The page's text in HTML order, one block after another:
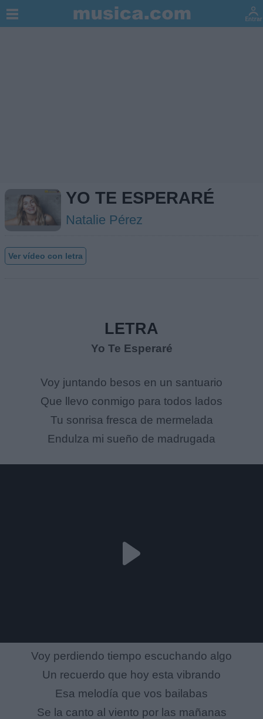
YO TE ESPERARÉ
Natalie Pérez
Ver vídeo con letra
LETRA
Yo Te Esperaré
Voy juntando besos en un santuario
Que llevo conmigo para todos lados
Tu sonrisa fresca de mermelada
Endulza mi sueño de madrugada
Voy perdiendo tiempo escuchando algo
Un recuerdo que hoy esta vibrando
Esa melodía que vos bailabas
Se la canto al viento por las mañanas